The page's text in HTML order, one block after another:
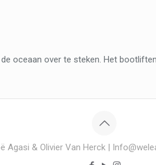
oceaan over te steken. Het
Agasi & Olivier Van Herck |